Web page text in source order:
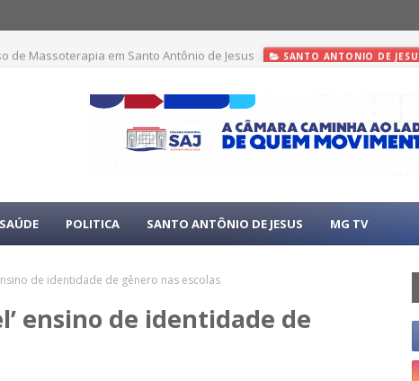
de Massoterapia em Santo Antônio de Jesus SANTO ANTONIO DE
SAÚDE POLITICA SANTO ANTÔNIO DE JESUS MG TV
de identidade de gênero nas escolas
ensino de identidade de